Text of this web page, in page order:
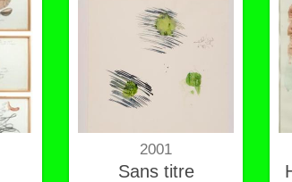
2001
Sans titre